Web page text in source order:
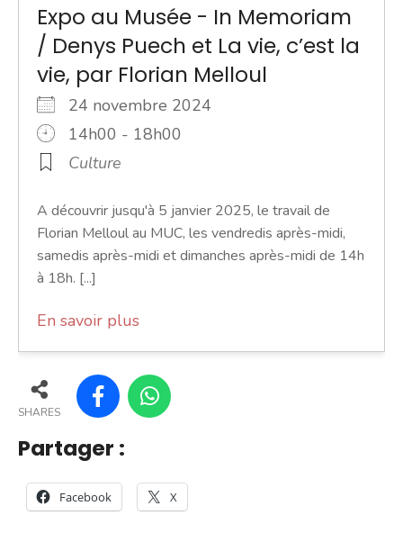
Expo au Musée - In Memoriam
/ Denys Puech et La vie, c’est la
vie, par Florian Melloul
24 novembre 2024
14h00 - 18h00
Culture
A découvrir jusqu'à 5 janvier 2025, le travail de
Florian Melloul au MUC, les vendredis après-midi,
samedis après-midi et dimanches après-midi de 14h
à 18h. [...]
En savoir plus
SHARES
Partager :
Facebook X